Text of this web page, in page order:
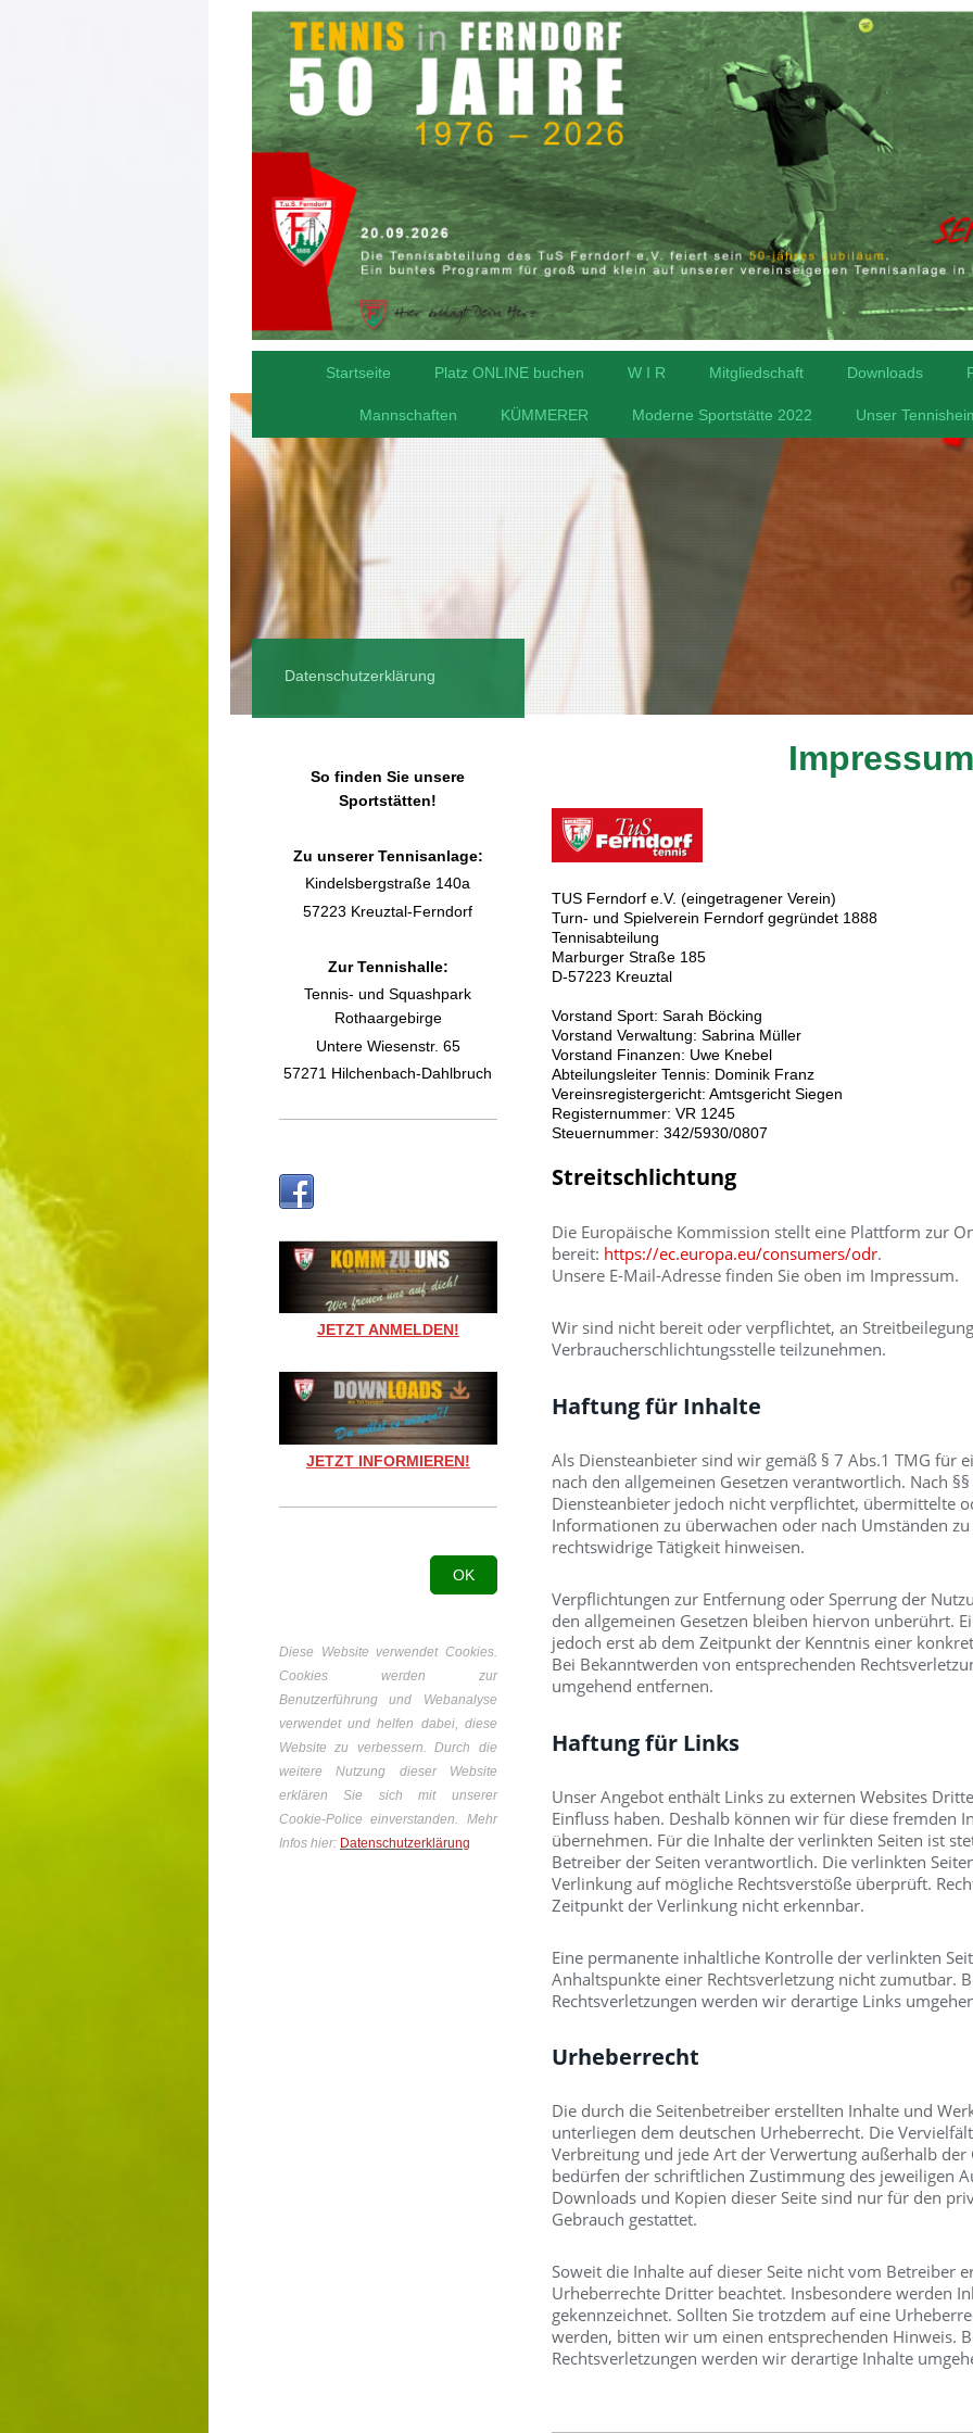
Startseite Platz ONLINE buchen W I R Mitgliedschaft Downloads
Mannschaften KÜMMERER Moderne Sportstätte 2022 Unser
TUS Ferndorf e.V. (eingetragener Verein)
Turn- und Spielverein Ferndorf gegründet 1888
Tennisabteilung
Marburger Straße 185
D-57223 Kreuztal
​Vorstand Sport: Sarah Böcking
Vorstand Verwaltung: Sabrina Müller
Vorstand Finanzen: Uwe Knebel
Abteilungsleiter Tennis: Dominik Franz
Vereinsregistergericht: Amtsgericht Siegen
Registernummer: VR 1245
Steuernummer: 342/5930/0807
Streitschlichtung
Die Europäische Kommission stellt eine Plattform zur
bereit: https://ec.europa.eu/consumers/odr.
Unsere E-Mail-Adresse finden Sie oben im Impressum.
Wir sind nicht bereit oder verpflichtet, an
Verbraucherschlichtungsstelle teilzunehmen.
Haftung für Inhalte
Als Diensteanbieter sind wir gemäß § 7 Abs.1 TMG für
nach den allgemeinen Gesetzen verantwortlich. Nach
Diensteanbieter jedoch nicht verpflichtet, übermittelte
Informationen zu überwachen oder nach Umständen
rechtswidrige Tätigkeit hinweisen.
Verpflichtungen zur Entfernung oder Sperrung der
den allgemeinen Gesetzen bleiben hiervon unberührt.
jedoch erst ab dem Zeitpunkt der Kenntnis einer
Bei Bekanntwerden von entsprechenden
umgehend entfernen.
Haftung für Links
Unser Angebot enthält Links zu externen Websites
Einfluss haben. Deshalb können wir für diese fremden
übernehmen. Für die Inhalte der verlinkten Seiten ist
Betreiber der Seiten verantwortlich. Die verlinkten
Verlinkung auf mögliche Rechtsverstöße überprüft.
Zeitpunkt der Verlinkung nicht erkennbar.
Eine permanente inhaltliche Kontrolle der verlinkten
Anhaltspunkte einer Rechtsverletzung nicht zumutbar.
Rechtsverletzungen werden wir derartige Links
Urheberrecht
Die durch die Seitenbetreiber erstellten Inhalte und
unterliegen dem deutschen Urheberrecht. Die
Verbreitung und jede Art der Verwertung außerhalb der
bedürfen der schriftlichen Zustimmung des jeweiligen
Downloads und Kopien dieser Seite sind nur für den
Gebrauch gestattet.
Soweit die Inhalte auf dieser Seite nicht vom Betreiber
Urheberrechte Dritter beachtet. Insbesondere werden
gekennzeichnet. Sollten Sie trotzdem auf eine
werden, bitten wir um einen entsprechenden Hinweis.
Rechtsverletzungen werden wir derartige Inhalte
Datenschutzerklärung
So finden Sie unsere
Sportstätten!
Zu unserer Tennisanlage:
Kindelsbergstraße 140a
57223 Kreuztal-Ferndorf
Zur Tennishalle:
Tennis- und Squashpark
Rothaargebirge
Untere Wiesenstr. 65
57271 Hilchenbach-Dahlbruch
JETZT ANMELDEN!
JETZT INFORMIEREN!
OK
Diese Website verwendet Cookies.
Cookies werden zur
Benutzerführung und Webanalyse
verwendet und helfen dabei, diese
Website zu verbessern. Durch die
weitere Nutzung dieser Website
erklären Sie sich mit unserer
Cookie-Police einverstanden. Mehr
Infos hier: Datenschutzerklärung